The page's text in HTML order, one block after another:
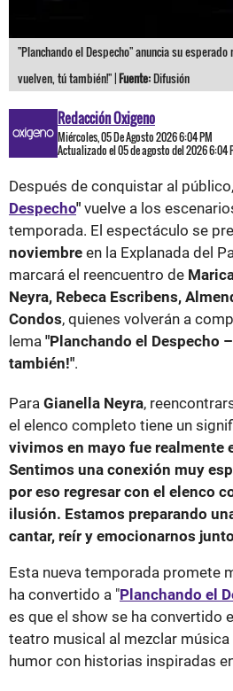
"Planchando el Despecho" anuncia su esperado
vuelven, tú también!" |Fuente:Difusión
Redacción Oxigeno
Miércoles, 05 De Agosto 2026 6:04 PM
Actualizado el 05 de agosto del 2026 6:04
Después de conquistar al público,
Despecho" vuelve a los
temporada. El espectáculo se
noviembre en la Explanada del
marcará el reencuentro de
Neyra, Rebeca Escribens,
Condos, quienes volverán a
lema "Planchando el Despecho
también!".
Para Gianella Neyra,
el elenco completo tiene un
vivimos en mayo fue realmente
Sentimos una conexión muy
por eso regresar con el elenco
ilusión. Estamos preparando
cantar, reír y emocionarnos
Esta nueva temporada promete
ha convertido a "Planchando el
es que el show se ha convertido
teatro musical al mezclar música
humor con historias inspiradas